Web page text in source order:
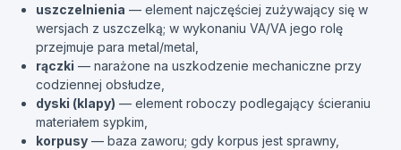
uszczelnienia — element najczęściej zużywający się w
wersjach z uszczelką; w wykonaniu VA/VA jego rolę
przejmuje para metal/metal,
rączki — narażone na uszkodzenie mechaniczne przy
codziennej obsłudze,
dyski (klapy) — element roboczy podlegający ścieraniu
materiałem sypkim,
korpusy — baza zaworu; gdy korpus jest sprawny,